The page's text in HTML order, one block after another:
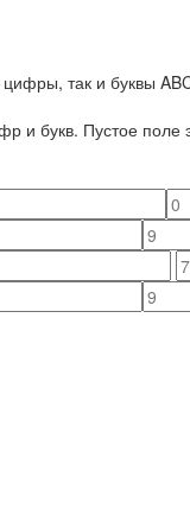
цифры, так и буквы
и букв. Пустое